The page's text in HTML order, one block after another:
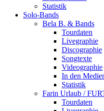
Statistik
Solo-Bands
Bela B. & Bands
Tourdaten
Livegraphie
Discographie
Songtexte
Videographie
In den
Statistik
Farin Urlaub /
Tourdaten